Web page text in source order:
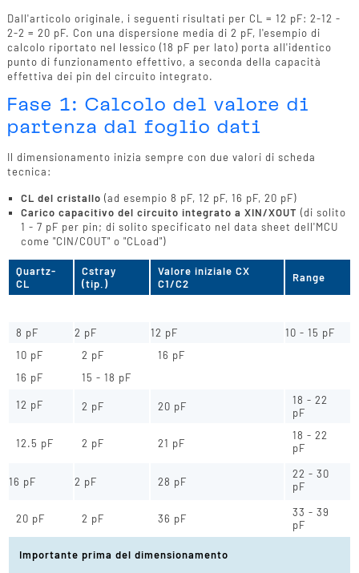
Dall'articolo originale, i seguenti risultati per CL = 12 pF: 2-12 -
2-2 = 20 pF. Con una dispersione media di 2 pF, l'esempio di
calcolo riportato nel lessico (18 pF per lato) porta all'identico
punto di funzionamento effettivo, a seconda della capacità
effettiva dei pin del circuito integrato.
Fase 1: Calcolo del valore di
partenza dal foglio dati
Il dimensionamento inizia sempre con due valori di scheda
tecnica:
CL del cristallo (ad esempio 8 pF, 12 pF, 16 pF, 20 pF)
Carico capacitivo del circuito integrato a XIN/XOUT (di solito
1 - 7 pF per pin; di solito specificato nel data sheet dell'MCU
come "CIN/COUT" o "CLoad")
Quartz-
CL
Cstray
(tip.)
Valore iniziale CX
C1/C2
Range
8 pF
2 pF 12 pF
10 - 15 pF
10 pF
2 pF
16 pF
16 pF
15 - 18 pF
12 pF 2 pF 20 pF
18 - 22
pF
12.5 pF 2 pF 21 pF
18 - 22
pF
16 pF 2 pF 28 pF
22 - 30
pF
20 pF 2 pF 36 pF
33 - 39
pF
Importante prima del dimensionamento